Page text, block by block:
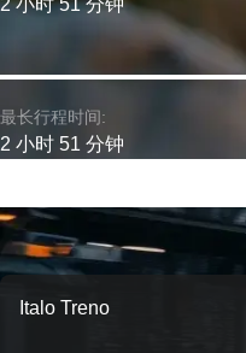
2 小时 51 分钟
最长行程时间:
2 小时 51 分钟
Italo Treno